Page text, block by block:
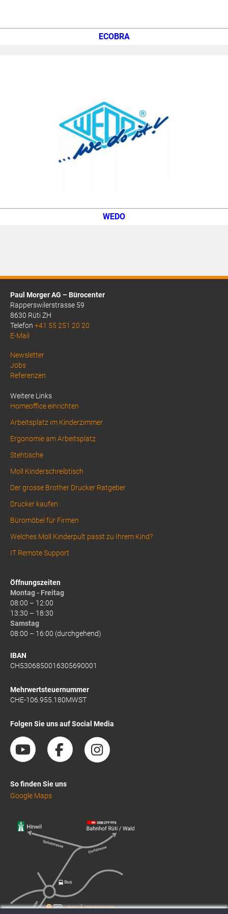
ECOBRA
WEDO
Paul Morger AG – Bürocenter
Rapperswilerstrasse 59
8630 Rüti ZH
Telefon +41 55 251 20 20
E-Mail
Above
Footer
Newsletter
Jobs
Referenzen
Weitere Links
Homeoffice einrichten
Arbeitsplatz im Kinderzimmer
Ergonomie am Arbeitsplatz
Stehtische
Moll Kinderschreibtisch
Der grosse Brother Drucker Ratgeber
Drucker kaufen
Büromöbel für Firmen
Welches Moll Kinderpult passt zu Ihrem Kind?
IT Remote Support
Öffnungszeiten
Montag - Freitag
08:00 – 12:00
13:30 – 18:30
Samstag
08:00 – 16:00 (durchgehend)
IBAN
CH5306850016305690001
Mehrwertsteuernummer
CHE-106.955.180MWST
Folgen Sie uns auf Social Media
So finden Sie uns
Google Maps